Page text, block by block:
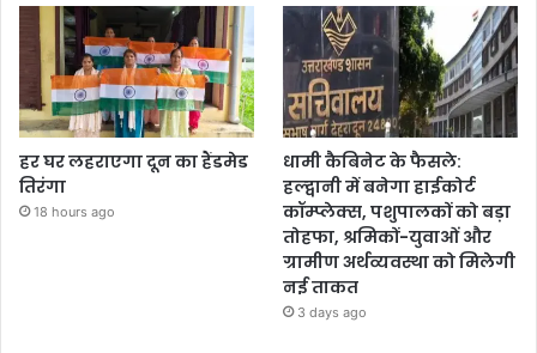
हर घर लहराएगा दून का हैंडमेड
तिरंगा
18 hours ago
धामी कैबिनेट के फैसले:
हल्द्वानी में बनेगा हाईकोर्ट
कॉम्प्लेक्स, पशुपालकों को बड़ा
तोहफा, श्रमिकों-युवाओं और
ग्रामीण अर्थव्यवस्था को मिलेगी
नई ताकत
3 days ago